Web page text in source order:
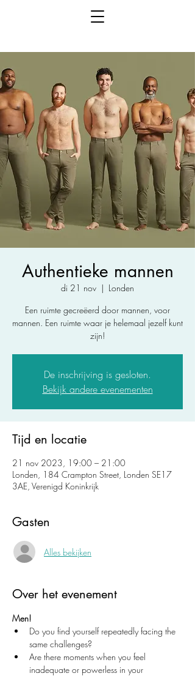
Authentieke mannen
di 21 nov
  |
Londen
Een ruimte gecreëerd door mannen, voor
mannen. Een ruimte waar je helemaal jezelf kunt
zijn!
De inschrijving is gesloten.
Bekijk andere evenementen
Tijd en locatie
21 nov 2023, 19:00 – 21:00
Londen, 184 Crampton Street, Londen SE17
3AE, Verenigd Koninkrijk
Gasten
Alles bekijken
Over het evenement
Men!
Do you find yourself repeatedly facing the
same challenges?
Are there moments when you feel
inadequate or powerless in your